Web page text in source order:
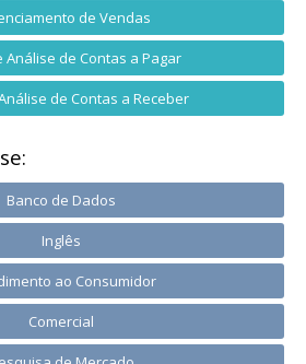
de Vendas
Análise de Contas a Pagar
de Contas a Receber
Banco de Dados
Inglês
ao Consumidor
Comercial